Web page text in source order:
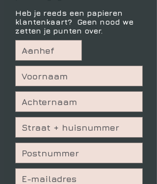
Heb je reeds een papieren
klantenkaart? Geen nood we
zetten je punten over.